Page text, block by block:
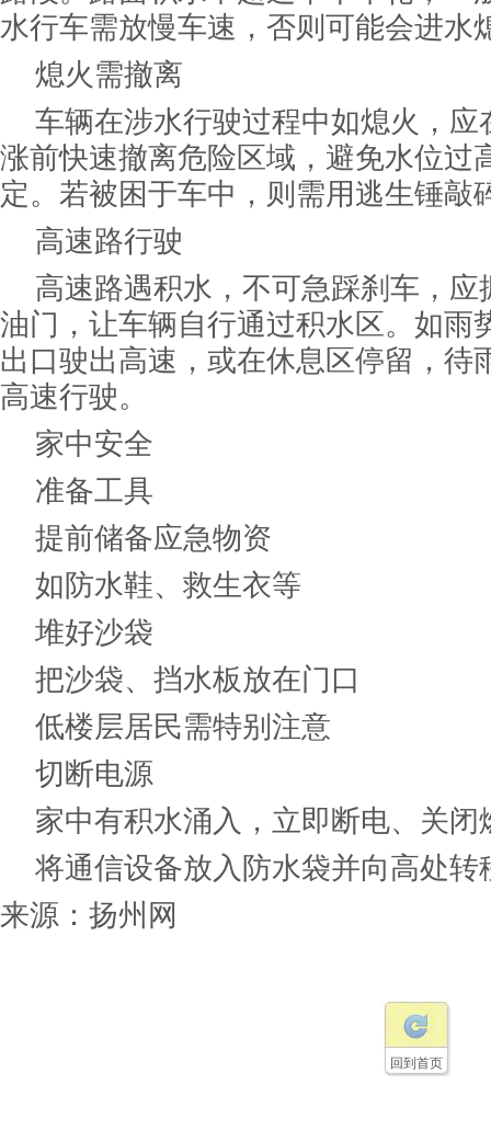
水行车需放慢车速，否则可能会进水
熄火需撤离
车辆在涉水行驶过程中如熄火，应
涨前快速撤离危险区域，避免水位过
定。若被困于车中，则需用逃生锤敲
高速路行驶
高速路遇积水，不可急踩刹车，应
油门，让车辆自行通过积水区。如雨
出口驶出高速，或在休息区停留，待
高速行驶。
家中安全
准备工具
提前储备应急物资
如防水鞋、救生衣等
堆好沙袋
把沙袋、挡水板放在门口
低楼层居民需特别注意
切断电源
家中有积水涌入，立即断电、关闭
将通信设备放入防水袋并向高处转
来源： 扬州网
回到首页